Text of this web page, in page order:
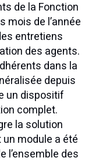
de la Fonction
mois de l’année
entretiens
des agents.
dans la
depuis
un dispositif
complet.
la solution
un module a été
l’ensemble des